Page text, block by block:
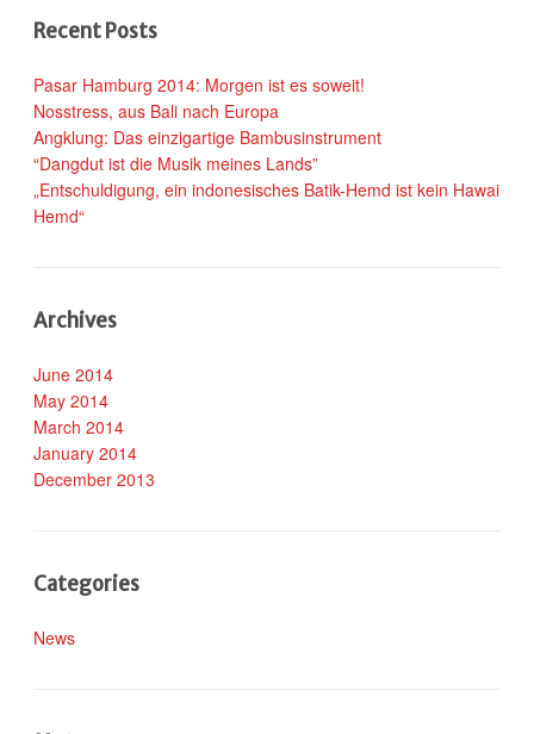
Recent Posts
Pasar Hamburg 2014: Morgen ist es soweit!
Nosstress, aus Bali nach Europa
Angklung: Das einzigartige Bambusinstrument
“Dangdut ist die Musik meines Lands”
„Entschuldigung, ein indonesisches Batik-Hemd ist kein Hawai
Hemd“
Archives
June 2014
May 2014
March 2014
January 2014
December 2013
Categories
News